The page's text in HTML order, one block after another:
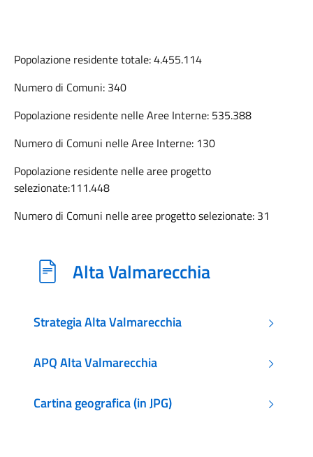
Popolazione residente totale: 4.455.114
Numero di Comuni: 340
Popolazione residente nelle Aree Interne: 535.388
Numero di Comuni nelle Aree Interne: 130
Popolazione residente nelle aree progetto
selezionate:111.448
Numero di Comuni nelle aree progetto selezionate: 31
Alta Valmarecchia
Strategia Alta Valmarecchia
APQ Alta Valmarecchia
Cartina geografica (in JPG)